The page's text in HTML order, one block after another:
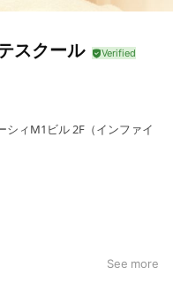
スクール
シィM1ビル 2F（インファイ
See more